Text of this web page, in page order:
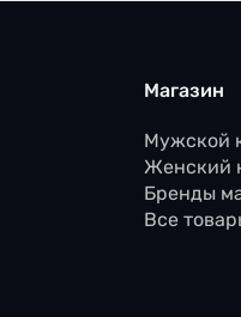
Магазин
Мужской
Женский
Бренды
Все